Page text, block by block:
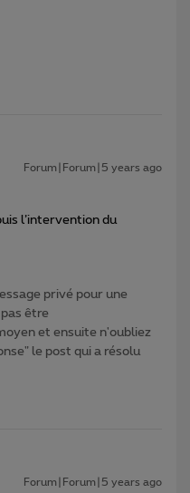
Forum|Forum|5 years ago
l’intervention du
privé pour une
être
et ensuite n'oubliez
le post qui a résolu
Forum|Forum|5 years ago